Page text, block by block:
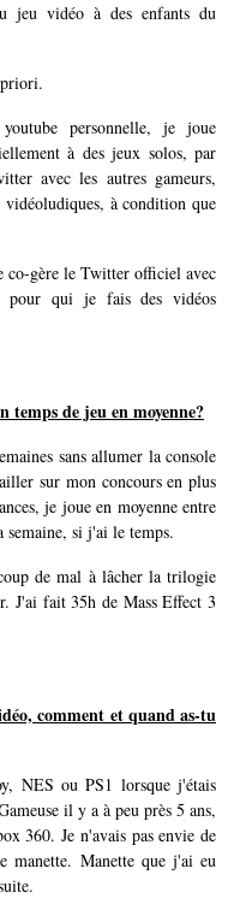
jeu vidéo à des enfants du
personnelle, je joue
à des jeux solos, par
avec les autres gameurs,
vidéoludiques, à condition que
co-gère le Twitter officiel avec
pour qui je fais des vidéos
temps de jeu en moyenne?
sans allumer la console
sur mon concours en plus
je joue en moyenne entre
si j'ai le temps.
de mal à lâcher la trilogie
J'ai fait 35h de Mass Effect 3
comment et quand as-tu
NES ou PS1 lorsque j'étais
il y a à peu près 5 ans,
360. Je n'avais pas envie de
manette. Manette que j'ai eu